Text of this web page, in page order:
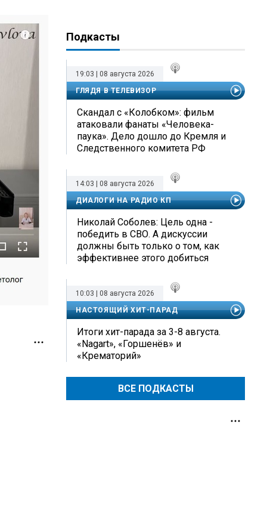
Подкасты
19:03 | 08 августа 2026
ГЛЯДЯ В ТЕЛЕВИЗОР
Скандал с «Колобком»: фильм
атаковали фанаты «Человека-
паука». Дело дошло до Кремля и
Следственного комитета РФ
14:03 | 08 августа 2026
ДИАЛОГИ НА РАДИО КП
Николай Соболев: Цель одна -
победить в СВО. А дискуссии
должны быть только о том, как
эффективнее этого добиться
10:03 | 08 августа 2026
НАСТОЯЩИЙ ХИТ-ПАРАД
Итоги хит-парада за 3-8 августа.
«Nagart», «Горшенёв» и
«Крематорий»
ВСЕ ПОДКАСТЫ